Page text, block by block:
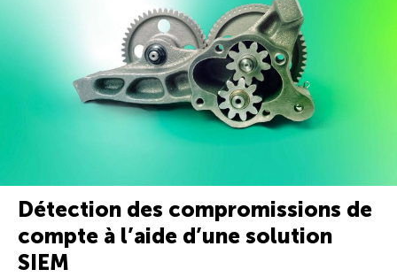
Détection des compromissions de
compte à l’aide d’une solution
SIEM